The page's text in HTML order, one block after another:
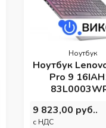
Ноутбук
Ноутбук
Pro 9
9 823,00 руб..
c НДС